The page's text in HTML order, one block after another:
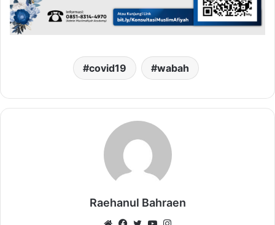
covid19 wabah
Raehanul Bahraen